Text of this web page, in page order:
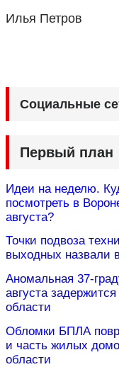
Илья Петров
Социальные
Первый план
Идеи на неделю.
посмотреть в
августа?
Точки подвоза
выходных назвали
Аномальная 37-
августа
области
Обломки БПЛА
и часть жилых
области